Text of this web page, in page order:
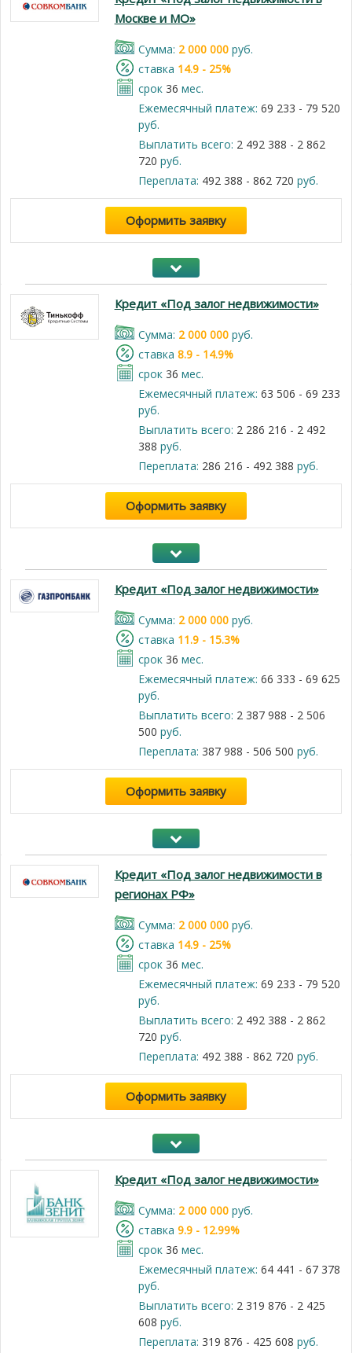
Москве и МО»
Cумма: 2 000 000руб.
cтавка 14.9 - 25%
срок 36 мес.
Ежемесячный платеж: 69 233 - 79 520
руб.
Выплатить всего: 2 492 388 - 2 862
720 руб.
Переплата: 492 388 - 862 720 руб.
Оформить заявку
Кредит «Под залог недвижимости»
Cумма: 2 000 000руб.
cтавка 8.9 - 14.9%
срок 36 мес.
Ежемесячный платеж: 63 506 - 69 233
руб.
Выплатить всего: 2 286 216 - 2 492
388 руб.
Переплата: 286 216 - 492 388 руб.
Оформить заявку
Кредит «Под залог недвижимости»
Cумма: 2 000 000руб.
cтавка 11.9 - 15.3%
срок 36 мес.
Ежемесячный платеж: 66 333 - 69 625
руб.
Выплатить всего: 2 387 988 - 2 506
500 руб.
Переплата: 387 988 - 506 500 руб.
Оформить заявку
Кредит «Под залог недвижимости в
регионах РФ»
Cумма: 2 000 000руб.
cтавка 14.9 - 25%
срок 36 мес.
Ежемесячный платеж: 69 233 - 79 520
руб.
Выплатить всего: 2 492 388 - 2 862
720 руб.
Переплата: 492 388 - 862 720 руб.
Оформить заявку
Кредит «Под залог недвижимости»
Cумма: 2 000 000руб.
cтавка 9.9 - 12.99%
срок 36 мес.
Ежемесячный платеж: 64 441 - 67 378
руб.
Выплатить всего: 2 319 876 - 2 425
608 руб.
Переплата: 319 876 - 425 608 руб.